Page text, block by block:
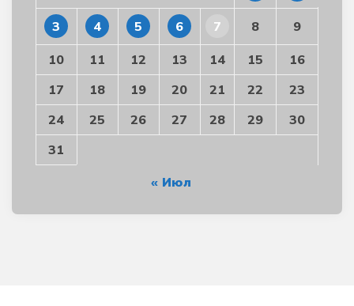
3 4 5 6 7 8 9
10 11 12 13 14 15
16
17
18 19 20 21 22
23
24
25 26 27 28 29
30
31
« Июл